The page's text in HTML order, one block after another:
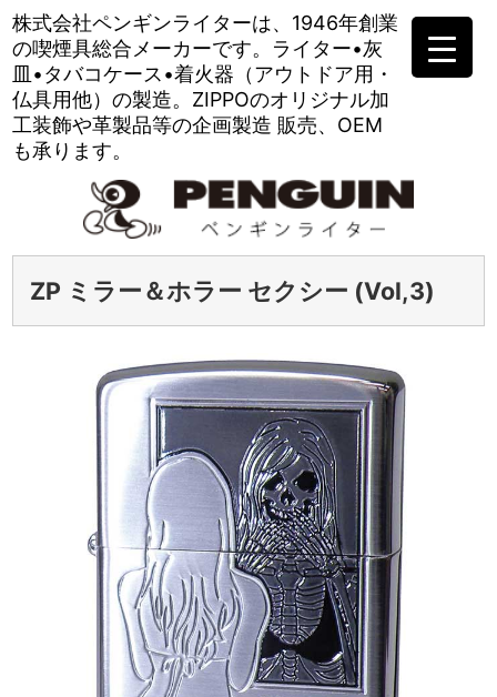
株式会社ペンギンライターは、 1946年創業
の喫煙具総合メーカーです。 ライター•灰
皿•タバコケース•着火器（アウトドア用・
仏具用他）の製造。 ZIPPOのオリジナル加
工装飾や革製品等の企画製造 販売、OEM
も承ります。
ZP ミラー＆ホラー セクシー (Vol,3)